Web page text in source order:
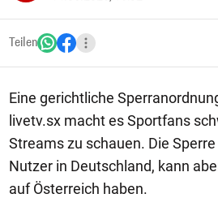
Teilen
Eine gerichtliche
livetv.sx macht es Sportfans
Streams zu schauen. Die
Nutzer in Deutschland, kann
auf Österreich haben.